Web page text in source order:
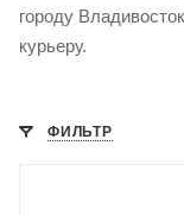
городу
курьеру.
ФИЛЬТР